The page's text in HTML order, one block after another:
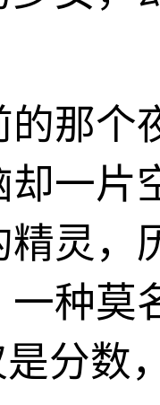
的那个
却一片
精灵，
一种莫
是分数